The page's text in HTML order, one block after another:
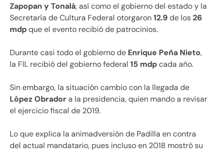
Zapopan y Tonalá, así como el gobierno del estado y la
Secretaría de Cultura Federal otorgaron12.9de los26
mdpque el evento recibió de patrocinios.
Durante casi todo el gobierno de Enrique Peña Nieto,
la FIL recibió del gobierno federal 15 mdpcada año.
Sin embargo, la situación cambio con la llegada de
López Obradora la presidencia, quien mando a revisar
el ejercicio fiscal de 2019.
Lo que explica la animadversión de Padilla en contra
del actual mandatario, pues incluso en 2018 mostró su